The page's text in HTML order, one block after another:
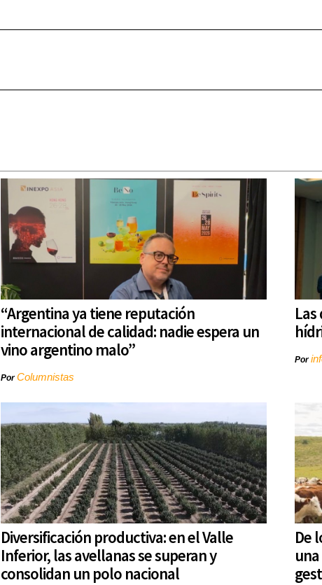
“Argentina ya tiene reputación
internacional de calidad: nadie espera un
vino argentino malo”
PorColumnistas
Las
Por
Diversificación productiva: en el Valle
Inferior, las avellanas se superan y
consolidan un polo nacional
De